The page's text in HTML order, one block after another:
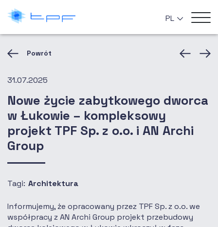
Powrót
31.07.2025
Nowe życie zabytkowego dworca
w Łukowie – kompleksowy
projekt TPF Sp. z o.o. i AN Archi
Group
Tagi: Architektura
Informujemy, że opracowany przez TPF Sp. z o.o. we
współpracy z AN Archi Group projekt przebudowy
PL